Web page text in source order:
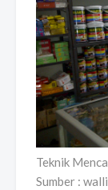
Teknik
Sumber :